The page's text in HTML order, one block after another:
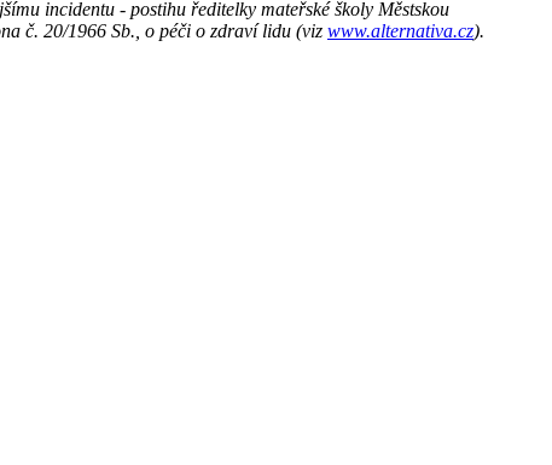
incidentu - postihu ředitelky mateřské školy Městskou
č. 20/1966 Sb., o péči o zdraví lidu (viz www.alternativa.cz).